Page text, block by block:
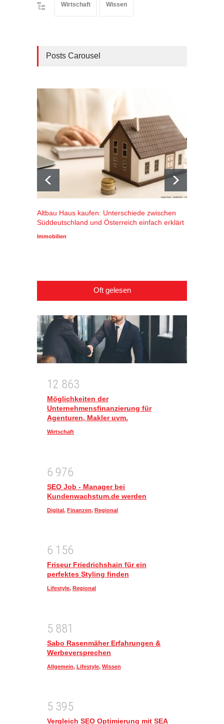
Wirtschaft Wissen
Posts Carousel
Altbau Haus kaufen: Unterschiede zwischen
Süddeutschland und Österreich einfach erklärt
Immobilien
Oft gelesen
1 2 863
Möglichkeiten der
Unternehmensfinanzierung für
Agenturen, Makler uvm.
Wirtschaft
6 976
SEO Job - Manager bei
Kundenwachstum.de werden
Digital, Finanzen, Regional
6 1 56
Friseur Friedrichshain für ein
perfektes Styling finden
Lifestyle, Regional
5 881
Sabo Rasenmäher Erfahrungen &
Werbeversprechen
Allgemein, Lifestyle, Wissen
5 395
Vergleich SEO Optimierung mit SEA